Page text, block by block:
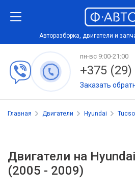
Авторазборка, двигатели и
пн-вс 9:00-21:00
+375
Заказать
Главная Двигатели Hyundai
Двигатели на
(2005 - 2009)